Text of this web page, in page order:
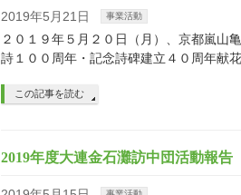
2019年5月21日 事業活動
２０１９年５月２０日（月）、京都嵐山
詩１００周年・記念詩碑建立４０周年献
この記事を読む
2019年度大連金石灘訪中団活動報告